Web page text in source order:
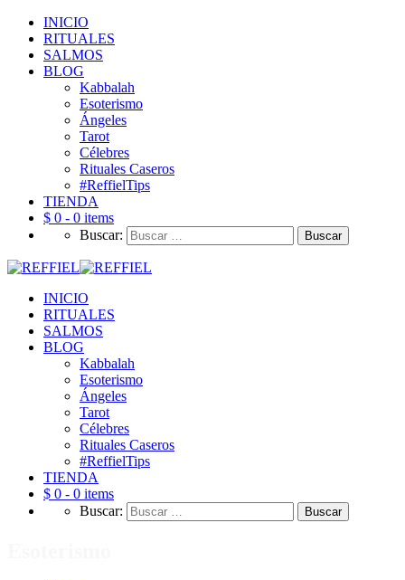
INICIO
RITUALES
SALMOS
BLOG
Kabbalah
Esoterismo
Ángeles
Tarot
Célebres
Rituales Caseros
#ReffielTips
TIENDA
$ 0 - 0 items
Buscar:
INICIO
RITUALES
SALMOS
BLOG
Kabbalah
Esoterismo
Ángeles
Tarot
Célebres
Rituales Caseros
#ReffielTips
TIENDA
$ 0 - 0 items
Buscar: